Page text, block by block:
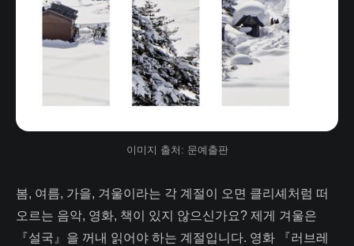
이미지 출처: 문예출판
봄, 여름, 가을, 겨울이라는 각 계절이 오면 클리셰처럼 떠
오르는 음악, 영화, 책이 있지 않으신가요? 제게 겨울은
『설국』을 꺼내 읽어야 하는 계절입니다. 영화 『러브레